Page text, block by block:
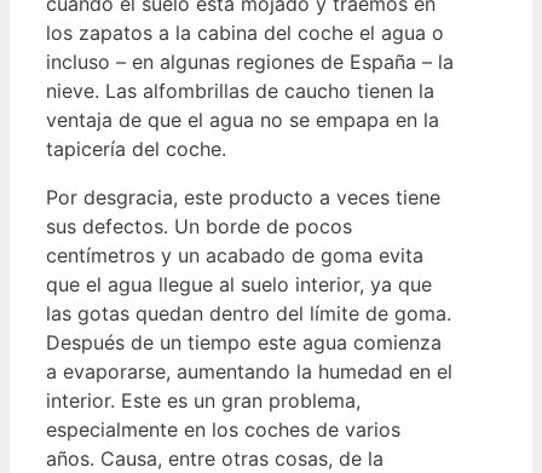
los zapatos a la cabina del coche el agua o
incluso – en algunas regiones de España – la
nieve. Las alfombrillas de caucho tienen la
ventaja de que el agua no se empapa en la
tapicería del coche.
Por desgracia, este producto a veces tiene
sus defectos. Un borde de pocos
centímetros y un acabado de goma evita
que el agua llegue al suelo interior, ya que
las gotas quedan dentro del límite de goma.
Después de un tiempo este agua comienza
a evaporarse, aumentando la humedad en el
interior. Este es un gran problema,
especialmente en los coches de varios
años. Causa, entre otras cosas, de la